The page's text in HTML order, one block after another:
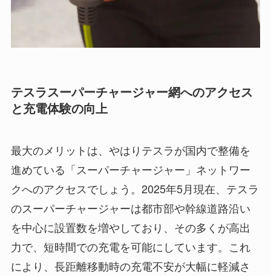
テスラスーパーチャージャー網へのアクセス
と充電体験の向上
最大のメリットは、やはりテスラが国内で整備を
進めている「スーパーチャージャー」ネットワー
クへのアクセスでしょう。2025年5月現在、テスラ
のスーパーチャージャーは都市部や幹線道路沿い
を中心に設置数を増やしており、その多くが高出
力で、短時間での充電を可能にしています。これ
により、長距離移動時の充電不安が大幅に軽減さ